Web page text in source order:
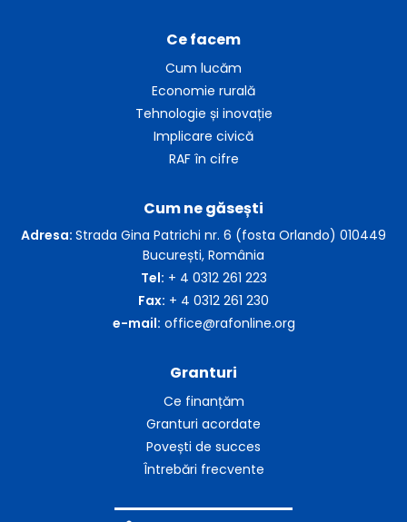
Ce facem
Cum lucăm
Economie rurală
Tehnologie și inovație
Implicare civică
RAF în cifre
Granturi
Ce finanțăm
Granturi acordate
Povești de succes
Întrebări frecvente
Cum ne găsești
Adresa: Strada Gina Patrichi nr. 6 (fosta Orlando) 010449
București, România
Tel: + 4 0312 261 223
Fax: + 4 0312 261 230
e-mail: office@rafonline.org